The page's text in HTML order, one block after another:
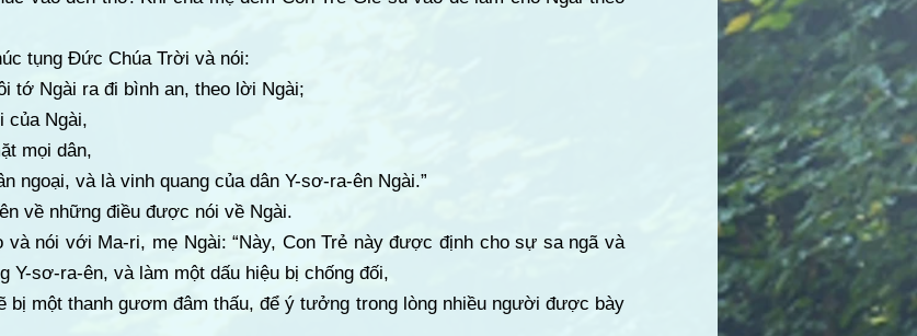
tụng Đức Chúa Trời và nói:
tớ Ngài ra đi bình an, theo lời Ngài;
của Ngài,
mọi dân,
ngoại, và là vinh quang của dân Y-sơ-ra-ên Ngài.”
về những điều được nói về Ngài.
nói với Ma-ri, mẹ Ngài: “Này, Con Trẻ này được định cho sự sa ngã và
Y-sơ-ra-ên, và làm một dấu hiệu bị chống đối,
bị một thanh gươm đâm thấu, để ý tưởng trong lòng nhiều người được bày